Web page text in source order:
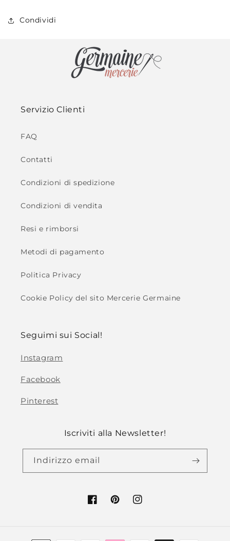
Condividi
Servizio Clienti
FAQ
Contatti
Condizioni di spedizione
Condizioni di vendita
Resi e rimborsi
Metodi di pagamento
Politica Privacy
Cookie Policy del sito Mercerie Germaine
Seguimi sui Social!
Instagram
Facebook
Pinterest
Iscriviti alla Newsletter!
Indirizzo email
FacebookPinterestInstagram